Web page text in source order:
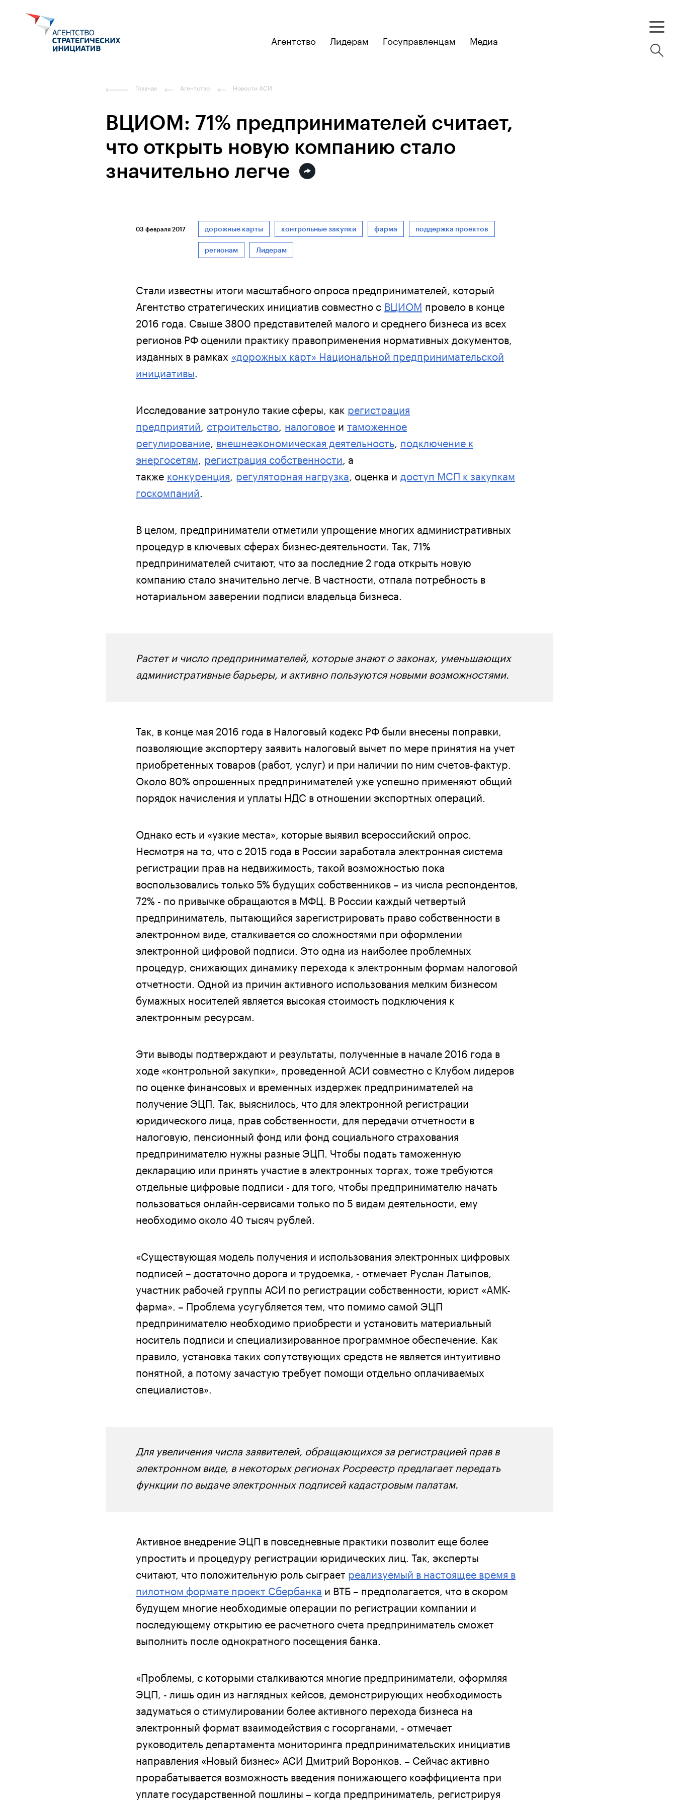
Агентство Лидерам Госуправленцам Медиа
Главная Агентство Новости АСИ
ВЦИОМ: 71% предпринимателей считает,
что открыть новую компанию стало
значительно легче
03 февраля 2017 дорожные карты контрольные закупки фарма поддержка проектов
регионам Лидерам
Стали известны итоги масштабного опроса предпринимателей, который
Агентство стратегических инициатив совместно с ВЦИОМ провело в конце
2016 года. Свыше 3800 представителей малого и среднего бизнеса из всех
регионов РФ оценили практику правоприменения нормативных документов,
изданных в рамках «дорожных карт» Национальной предпринимательской
инициативы
Исследование затронуло такие сферы, как регистрация
предприятий строительство налоговое и таможенное
регулирование внешнеэкономическая деятельность подключение к
энергосетям регистрация собственности , а
также конкуренция регуляторная нагрузка , оценка и доступ МСП к закупкам
госкомпаний
В целом, предприниматели отметили упрощение многих административных
процедур в ключевых сферах бизнес-деятельности. Так, 71%
предпринимателей считают, что за последние 2 года открыть новую
компанию стало значительно легче. В частности, отпала потребность в
нотариальном заверении подписи владельца бизнеса.
Растет и число предпринимателей, которые знают о законах, уменьшающих
административные барьеры, и активно пользуются новыми возможностями.
Так, в конце мая 2016 года в Налоговый кодекс РФ были внесены поправки,
позволяющие экспортеру заявить налоговый вычет по мере принятия на учет
приобретенных товаров (работ, услуг) и при наличии по ним счетов-фактур.
Около 80% опрошенных предпринимателей уже успешно применяют общий
порядок начисления и уплаты НДС в отношении экспортных операций.
Однако есть и «узкие места», которые выявил всероссийский опрос.
Несмотря на то, что с 2015 года в России заработала электронная система
регистрации прав на недвижимость, такой возможностью пока
воспользовались только 5% будущих собственников – из числа респондентов,
72% - по привычке обращаются в МФЦ. В России каждый четвертый
предприниматель, пытающийся зарегистрировать право собственности в
электронном виде, сталкивается со сложностями при оформлении
электронной цифровой подписи. Это одна из наиболее проблемных
процедур, снижающих динамику перехода к электронным формам налоговой
отчетности. Одной из причин активного использования мелким бизнесом
бумажных носителей является высокая стоимость подключения к
электронным ресурсам.
Эти выводы подтверждают и результаты, полученные в начале 2016 года в
ходе «контрольной закупки», проведенной АСИ совместно с Клубом лидеров
по оценке финансовых и временных издержек предпринимателей на
получение ЭЦП. Так, выяснилось, что для электронной регистрации
юридического лица, прав собственности, для передачи отчетности в
налоговую, пенсионный фонд или фонд социального страхования
предпринимателю нужны разные ЭЦП. Чтобы подать таможенную
декларацию или принять участие в электронных торгах, тоже требуются
отдельные цифровые подписи - для того, чтобы предпринимателю начать
пользоваться онлайн-сервисами только по 5 видам деятельности, ему
необходимо около 40 тысяч рублей.
«Существующая модель получения и использования электронных цифровых
подписей – достаточно дорога и трудоемка, - отмечает Руслан Латыпов,
участник рабочей группы АСИ по регистрации собственности, юрист «АМК-
фарма». – Проблема усугубляется тем, что помимо самой ЭЦП
предпринимателю необходимо приобрести и установить материальный
носитель подписи и специализированное программное обеспечение. Как
правило, установка таких сопутствующих средств не является интуитивно
понятной, а потому зачастую требует помощи отдельно оплачиваемых
специалистов».
Для увеличения числа заявителей, обращающихся за регистрацией прав в
электронном виде, в некоторых регионах Росреестр предлагает передать
функции по выдаче электронных подписей кадастровым палатам.
Активное внедрение ЭЦП в повседневные практики позволит еще более
упростить и процедуру регистрации юридических лиц. Так, эксперты
считают, что положительную роль сыграет реализуемый в настоящее время в
пилотном формате проект Сбербанка и ВТБ – предполагается, что в скором
будущем многие необходимые операции по регистрации компании и
последующему открытию ее расчетного счета предприниматель сможет
выполнить после однократного посещения банка.
«Проблемы, с которыми сталкиваются многие предприниматели, оформляя
ЭЦП, - лишь один из наглядных кейсов, демонстрирующих необходимость
задуматься о стимулировании более активного перехода бизнеса на
электронный формат взаимодействия с госорганами, - отмечает
руководитель департамента мониторинга предпринимательских инициатив
направления «Новый бизнес» АСИ Дмитрий Воронков. – Сейчас активно
прорабатывается возможность введения понижающего коэффициента при
уплате государственной пошлины – когда предприниматель, регистрируя